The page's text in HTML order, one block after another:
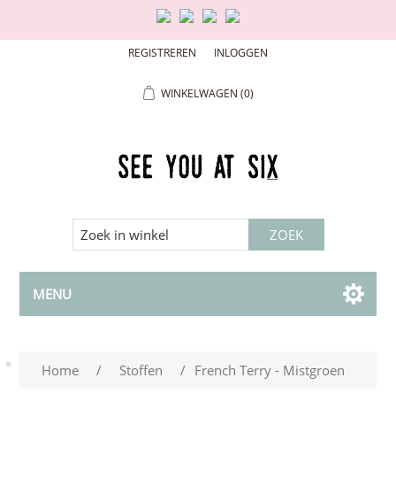
REGISTREREN INLOGGEN
WINKELWAGEN (0)
MENU
Home / Stoffen / French Terry - Mistgroen